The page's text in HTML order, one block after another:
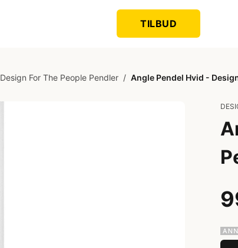
TILBUD
Design For The People Pendler / Angle Pendel Hvid -